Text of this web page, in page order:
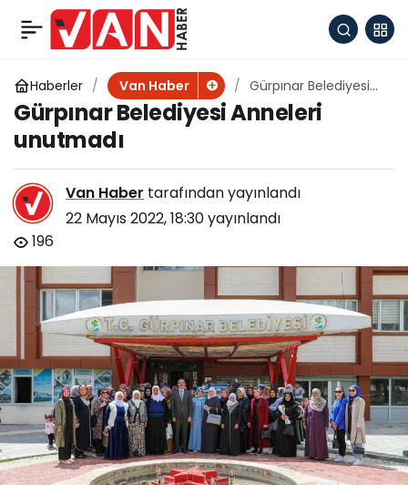
Haberler Van Haber
Gürpınar Belediyesi
Anneleri unutmadı
Gürpınar Belediyesi Anneleri
unutmadı
Van Haber tarafından yayınlandı
22 Mayıs 2022, 18:30yayınlandı
196
Yeni Van Valisi Dr.
Ozan Balcı’dan esnaf
ziyareti
Paylaş